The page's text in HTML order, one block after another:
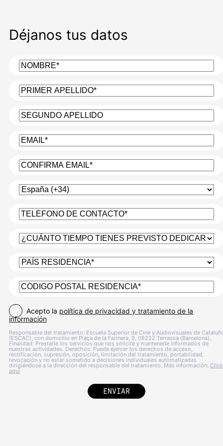
Déjanos tus datos
Acepto la política de privacidad y tratamiento de la
información
Responsable del tratamiento: Escuela Superior de Cine y Audiovisuales de
(ESCAC), con domicilio en Plaça de la Farinera, 9, 08222 Terrassa (Barcelona).
Finalidad: Prestarle los servicios que nos solicite y mantenerle informados de
nuestras actividades. Derechos: Puede ejercer los derechos de acceso,
rectificación, supresión, oposición, limitación del tratamiento, portabilidad,
revocación y no estar sometido a decisiones individuales automatizadas
dirigiéndose a la dirección del responsable del tratamiento. Más información: Click
aquí
ENVIAR